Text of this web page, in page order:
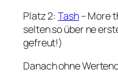
Platz 2:Tash– More
selten so über ne
gefreut!)
Danach ohne